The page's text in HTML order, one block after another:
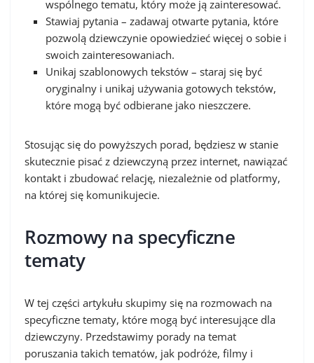
wspólnego tematu, który może ją zainteresować.
Stawiaj pytania – zadawaj otwarte pytania, które
pozwolą dziewczynie opowiedzieć więcej o sobie i
swoich zainteresowaniach.
Unikaj szablonowych tekstów – staraj się być
oryginalny i unikaj używania gotowych tekstów,
które mogą być odbierane jako nieszczere.
Stosując się do powyższych porad, będziesz w stanie
skutecznie pisać z dziewczyną przez internet, nawiązać
kontakt i zbudować relację, niezależnie od platformy,
na której się komunikujecie.
Rozmowy na specyficzne
tematy
W tej części artykułu skupimy się na rozmowach na
specyficzne tematy, które mogą być interesujące dla
dziewczyny. Przedstawimy porady na temat
poruszania takich tematów, jak podróże, filmy i